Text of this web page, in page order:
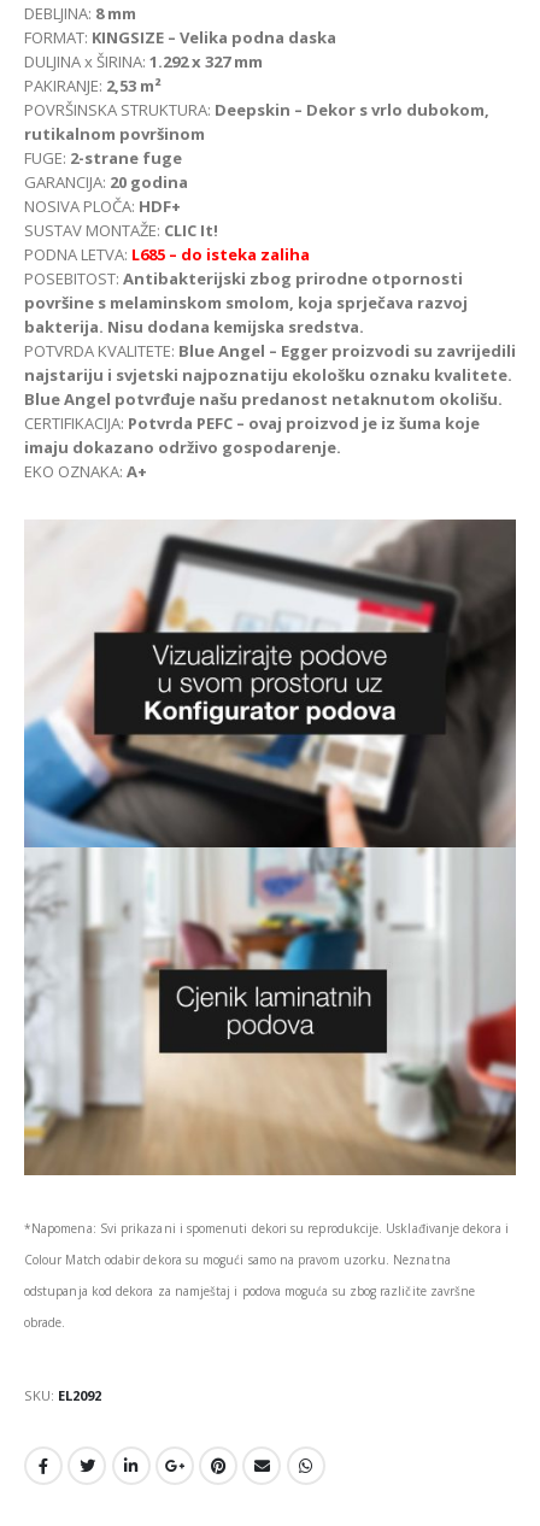
DEBLJINA: 8 mm
FORMAT: KINGSIZE – Velika podna daska
DULJINA x ŠIRINA: 1.292 x 327 mm
PAKIRANJE: 2,53 m²
POVRŠINSKA STRUKTURA: Deepskin – Dekor s vrlo dubokom,
rutikalnom površinom
FUGE: 2-strane fuge
GARANCIJA: 20 godina
NOSIVA PLOČA: HDF+
SUSTAV MONTAŽE: CLIC It!
PODNA LETVA: L685 – do isteka zaliha
POSEBITOST: Antibakterijski zbog prirodne otpornosti
površine s melaminskom smolom, koja sprječava razvoj
bakterija. Nisu dodana kemijska sredstva.
POTVRDA KVALITETE: Blue Angel – Egger proizvodi su zavrijedili
najstariju i svjetski najpoznatiju ekološku oznaku kvalitete.
Blue Angel potvrđuje našu predanost netaknutom okolišu.
CERTIFIKACIJA: Potvrda PEFC – ovaj proizvod je iz šuma koje
imaju dokazano održivo gospodarenje.
EKO OZNAKA: A+
*Napomena: Svi prikazani i spomenuti dekori su reprodukcije. Usklađivanje dekora i
Colour Match odabir dekora su mogući samo na pravom uzorku. Neznatna
odstupanja kod dekora za namještaj i podova moguća su zbog različite završne
obrade.
SKU: EL2092